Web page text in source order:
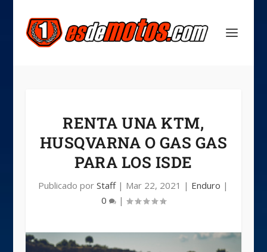
RENTA UNA KTM,
HUSQVARNA O GAS GAS
PARA LOS ISDE
Publicado porStaff| Mar 22, 2021 | Enduro |
0
|